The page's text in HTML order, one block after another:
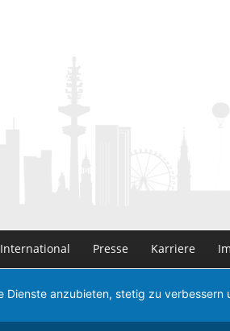
International Presse Karriere
anzubieten, stetig zu